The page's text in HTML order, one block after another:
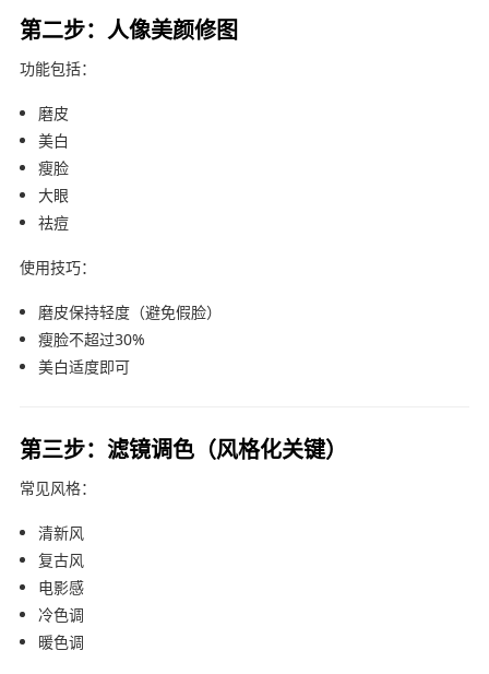
第二步：人像美颜修图
功能包括：
磨皮
美白
瘦脸
大眼
祛痘
使用技巧：
磨皮保持轻度（避免假脸）
瘦脸不超过30%
美白适度即可
第三步：滤镜调色（风格化关键）
常见风格：
清新风
复古风
电影感
冷色调
暖色调